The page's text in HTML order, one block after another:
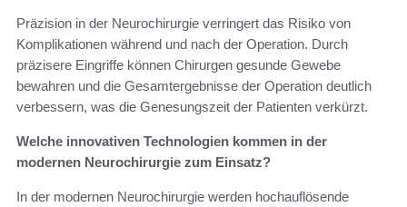
Präzision in der Neurochirurgie verringert das Risiko von
Komplikationen während und nach der Operation. Durch
präzisere Eingriffe können Chirurgen gesunde Gewebe
bewahren und die Gesamtergebnisse der Operation deutlich
verbessern, was die Genesungszeit der Patienten verkürzt.
Welche innovativen Technologien kommen in der
modernen Neurochirurgie zum Einsatz?
In der modernen Neurochirurgie werden hochauflösende